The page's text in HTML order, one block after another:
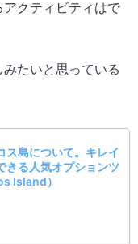
クティビティはで
たいと思っている